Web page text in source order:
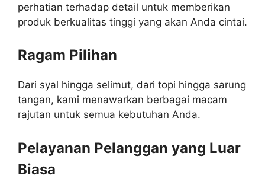
perhatian terhadap detail untuk memberikan
produk berkualitas tinggi yang akan Anda cintai.
Ragam Pilihan
Dari syal hingga selimut, dari topi hingga sarung
tangan, kami menawarkan berbagai macam
rajutan untuk semua kebutuhan Anda.
Pelayanan Pelanggan yang Luar
Biasa